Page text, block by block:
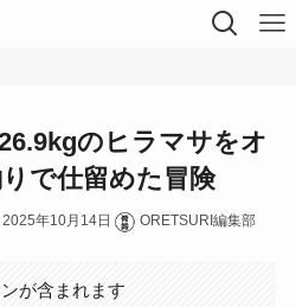
のヒラマサをオ
で仕留めた冒険
2025年10月14日 ORETSURI編集部
が含まれます